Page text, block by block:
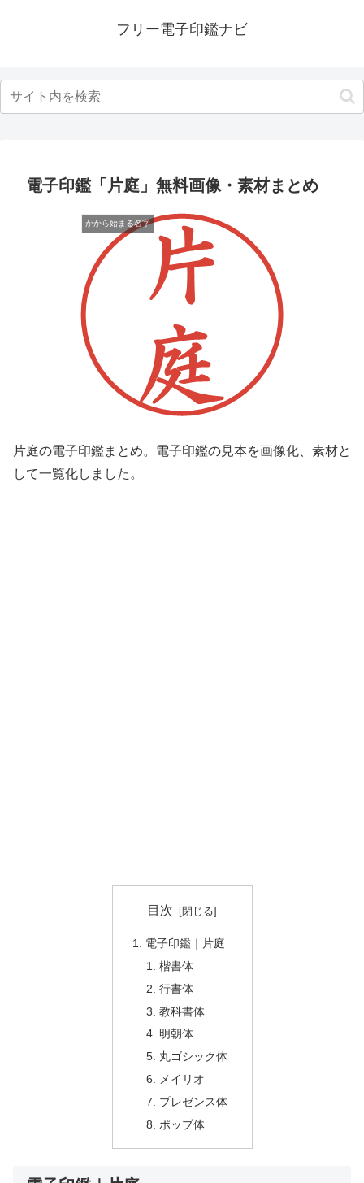
フリー電子印鑑ナビ
電子印鑑「片庭」無料画像・素材まとめ
かから始まる名字
片庭の電子印鑑まとめ。電子印鑑の見本を画像化、素材と
して一覧化しました。
目次
電子印鑑｜片庭
楷書体
行書体
教科書体
明朝体
丸ゴシック体
メイリオ
プレゼンス体
ポップ体